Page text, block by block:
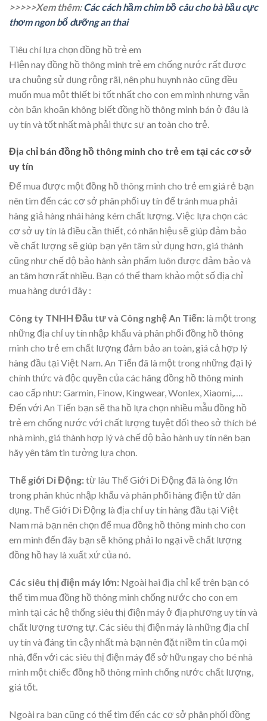
>>>>>Xem thêm:Các cách hầm chim bồ câu cho bà bầu cực
thơm ngon bổ dưỡng an thai
Tiêu chí lựa chọn đồng hồ trẻ em
Hiện nay đồng hồ thông minh trẻ em chống nước rất được
ưa chuộng sử dụng rộng rãi, nên phụ huynh nào cũng đều
muốn mua một thiết bị tốt nhất cho con em mình nhưng vẫn
còn băn khoăn không biết đồng hồ thông minh bán ở đâu là
uy tín và tốt nhất mà phải thực sự an toàn cho trẻ.
Địa chỉ bán đồng hồ thông minh cho trẻ em tại các cơ sở
uy tín
Để mua được một đồng hồ thông minh cho trẻ em giá rẻ bạn
nên tìm đến các cơ sở phân phối uy tín để tránh mua phải
hàng giả hàng nhái hàng kém chất lượng. Việc lựa chọn các
cơ sở uy tín là điều cần thiết, có nhãn hiệu sẽ giúp đảm bảo
về chất lượng sẽ giúp bạn yên tâm sử dụng hơn, giá thành
cũng như chế độ bảo hành sản phẩm luôn được đảm bảo và
an tâm hơn rất nhiều. Bạn có thể tham khảo một số địa chỉ
mua hàng dưới đây :
Công ty TNHH Đầu tư và Công nghệ An Tiến: là một trong
những địa chỉ uy tín nhập khẩu và phân phối đồng hồ thông
minh cho trẻ em chất lượng đảm bảo an toàn, giá cả hợp lý
hàng đầu tại Việt Nam. An Tiến đã là một trong những đại lý
chính thức và độc quyền của các hãng đồng hồ thông minh
cao cấp như: Garmin, Finow, Kingwear, Wonlex, Xiaomi,….
Đến với An Tiến bạn sẽ tha hồ lựa chọn nhiều mẫu đồng hồ
trẻ em chống nước với chất lượng tuyệt đối theo sở thích bé
nhà mình, giá thành hợp lý và chế độ bảo hành uy tín nên bạn
hãy yên tâm tin tưởng lựa chọn.
Thế giới Di Động:từ lâu Thế Giới Di Động đã là ông lớn
trong phân khúc nhập khẩu và phân phối hàng điện tử dân
dụng. Thế Giới Di Động là địa chỉ uy tín hàng đầu tại Việt
Nam mà bạn nên chọn để mua đồng hồ thông minh cho con
em mình đến đây bạn sẽ không phải lo ngại về chất lượng
đồng hồ hay là xuất xứ của nó.
Các siêu thị điện máy lớn: Ngoài hai địa chỉ kể trên bạn có
thể tìm mua đồng hồ thông minh chống nước cho con em
mình tại các hệ thống siêu thị điện máy ở địa phương uy tín và
chất lượng tương tự. Các siêu thị điện máy là những địa chỉ
uy tín và đáng tin cậy nhất mà bạn nên đặt niềm tin của mọi
nhà, đến với các siêu thị điện máy để sở hữu ngay cho bé nhà
mình một chiếc đồng hồ thông minh chống nước chất lượng,
giá tốt.
Ngoài ra bạn cũng có thể tìm đến các cơ sở phân phối đồng